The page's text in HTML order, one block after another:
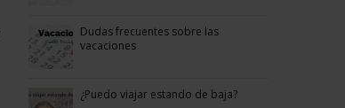
Dudas frecuentes sobre las
vacaciones
¿Puedo viajar estando de baja?